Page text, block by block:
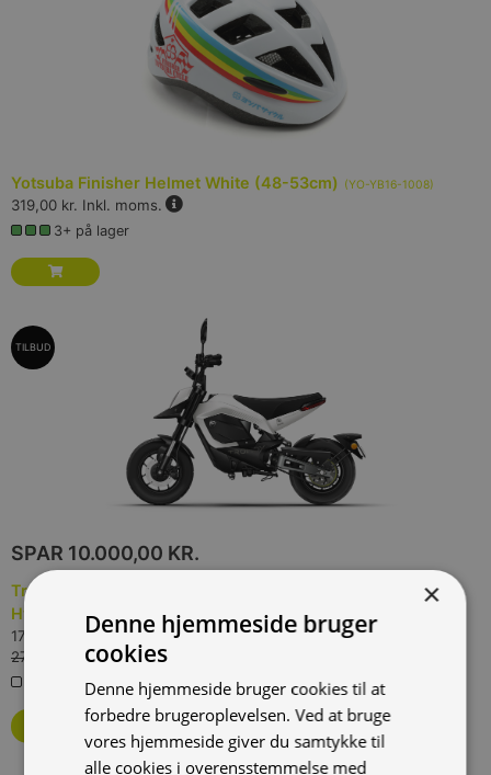
Yotsuba Finisher Helmet White (48-53cm) (YO-YB16-1008)
319,00 kr. Inkl. moms.
3+ på lager
TILBUD
SPAR 10.000,00 KR.
Tromox MINO Premium 26 Freedom White, 30 km/t.,
Hvid
TROM-MINO-6026-FW-30
17.000,00 kr. Inkl. moms.
27.000,00 kr. Vejl. inkl. moms.
0 på lager
Bestil som restordre
×
Denne hjemmeside bruger
cookies
Denne hjemmeside bruger cookies til at
forbedre brugeroplevelsen. Ved at bruge
vores hjemmeside giver du samtykke til
alle cookies i overensstemmelse med